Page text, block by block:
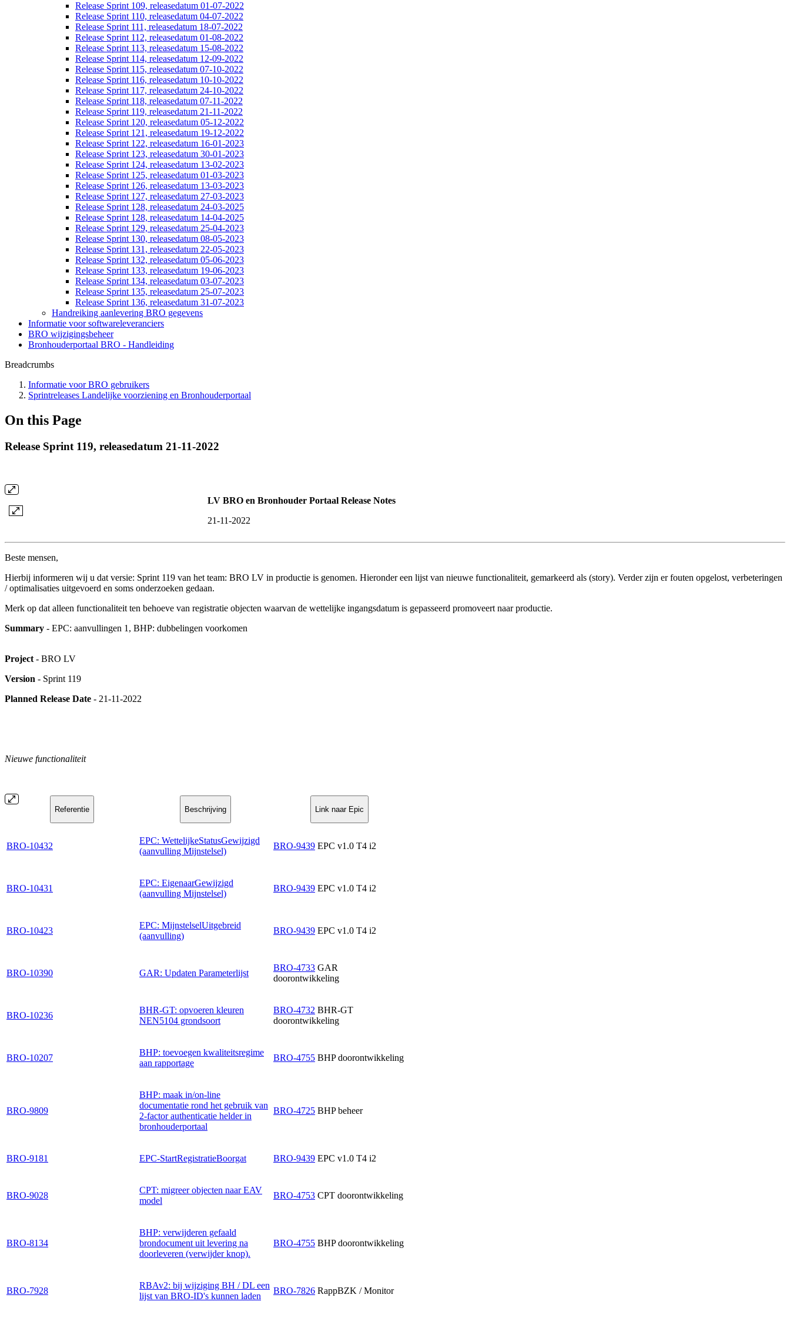
Release Sprint 109, releasedatum 01-07-2022
Release Sprint 110, releasedatum 04-07-2022
Release Sprint 111, releasedatum 18-07-2022
Release Sprint 112, releasedatum 01-08-2022
Release Sprint 113, releasedatum 15-08-2022
Release Sprint 114, releasedatum 12-09-2022
Release Sprint 115, releasedatum 07-10-2022
Release Sprint 116, releasedatum 10-10-2022
Release Sprint 117, releasedatum 24-10-2022
Release Sprint 118, releasedatum 07-11-2022
Release Sprint 119, releasedatum 21-11-2022
Release Sprint 120, releasedatum 05-12-2022
Release Sprint 121, releasedatum 19-12-2022
Release Sprint 122, releasedatum 16-01-2023
Release Sprint 123, releasedatum 30-01-2023
Release Sprint 124, releasedatum 13-02-2023
Release Sprint 125, releasedatum 01-03-2023
Release Sprint 126, releasedatum 13-03-2023
Release Sprint 127, releasedatum 27-03-2023
Release Sprint 128, releasedatum 24-03-2025
Release Sprint 128, releasedatum 14-04-2025
Release Sprint 129, releasedatum 25-04-2023
Release Sprint 130, releasedatum 08-05-2023
Release Sprint 131, releasedatum 22-05-2023
Release Sprint 132, releasedatum 05-06-2023
Release Sprint 133, releasedatum 19-06-2023
Release Sprint 134, releasedatum 03-07-2023
Release Sprint 135, releasedatum 25-07-2023
Release Sprint 136, releasedatum 31-07-2023
Handreiking aanlevering BRO gegevens
Informatie voor softwareleveranciers
BRO wijzigingsbeheer
Bronhouderportaal BRO - Handleiding
Breadcrumbs
Informatie voor BRO gebruikers
Sprintreleases Landelijke voorziening en Bronhouderportaal
On this Page
Release Sprint 119, releasedatum 21-11-2022
LV BRO en Bronhouder Portaal Release Notes
21-11-2022
Beste mensen,
Hierbij informeren wij u dat versie: Sprint 119 van het team: BRO LV in productie is genomen. Hieronder een lijst van nieuwe functionaliteit, gemarkeerd als (story). Verder zijn er fouten opgelost, verbeteringen
/ optimalisaties uitgevoerd en soms onderzoeken gedaan.
Merk op dat alleen functionaliteit ten behoeve van registratie objecten waarvan de wettelijke ingangsdatum is gepasseerd promoveert naar productie.
Summary - EPC: aanvullingen 1, BHP: dubbelingen voorkomen
Project - BRO LV
Version - Sprint 119
Planned Release Date - 21-11-2022
Nieuwe functionaliteit
Referentie Beschrijving Link naar Epic
BRO-10432
EPC: WettelijkeStatusGewijzigd
(aanvulling Mijnstelsel)
BRO-9439 EPC v1.0 T4 i2
BRO-10431
EPC: EigenaarGewijzigd
(aanvulling Mijnstelsel)
BRO-9439 EPC v1.0 T4 i2
BRO-10423
EPC: MijnstelselUitgebreid
(aanvulling)
BRO-9439 EPC v1.0 T4 i2
BRO-10390 GAR: Updaten Parameterlijst
BRO-4733 GAR
doorontwikkeling
BRO-10236
BHR-GT: opvoeren kleuren
NEN5104 grondsoort
BRO-4732 BHR-GT
doorontwikkeling
BRO-10207
BHP: toevoegen kwaliteitsregime
aan rapportage
BRO-4755 BHP doorontwikkeling
BRO-9809
BHP: maak in/on-line
documentatie rond het gebruik van
2-factor authenticatie helder in
bronhouderportaal
BRO-4725 BHP beheer
BRO-9181 EPC-StartRegistratieBoorgat BRO-9439 EPC v1.0 T4 i2
BRO-9028
CPT: migreer objecten naar EAV
model
BRO-4753 CPT doorontwikkeling
BRO-8134
BHP: verwijderen gefaald
brondocument uit levering na
doorleveren (verwijder knop).
BRO-4755 BHP doorontwikkeling
BRO-7928
RBAv2: bij wijziging BH / DL een
lijst van BRO-ID's kunnen laden
BRO-7826 RappBZK / Monitor